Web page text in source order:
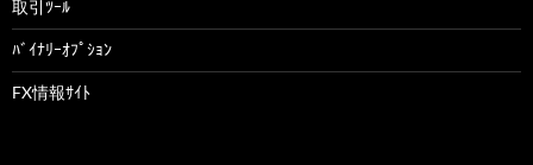
取引ﾂｰﾙ
ﾊﾞｲﾅﾘｰｵﾌﾟｼｮﾝ
FX情報ｻｲﾄ